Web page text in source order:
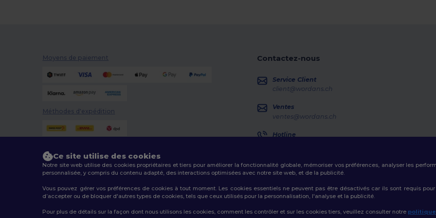
Moyens de paiement
Méthodes d'expédition
Contactez-nous
Service Client
client@wordans.ch
Ventes
ventes@wordans.ch
Hotline
Suivi de commande
2026. Tous droits réservés
Ce site utilise des cookies
Notre site web utilise des cookies propriétaires et tiers pour améliorer la fonctionnalité globale, mémoriser vos préférences, analyser les
personnalisée, y compris du contenu adapté, des interactions optimisées avec notre site web, et de la publicité.
Vous pouvez gérer vos préférences de cookies à tout moment. Les cookies essentiels ne peuvent pas être désactivés car ils sont requis
d’accepter ou de bloquer d'autres types de cookies, tels que ceux utilisés pour la personnalisation, l'analyse et la publicité.
Pour plus de détails sur la façon dont nous utilisons les cookies, comment les contrôler et sur les cookies tiers, veuillez consulter notre